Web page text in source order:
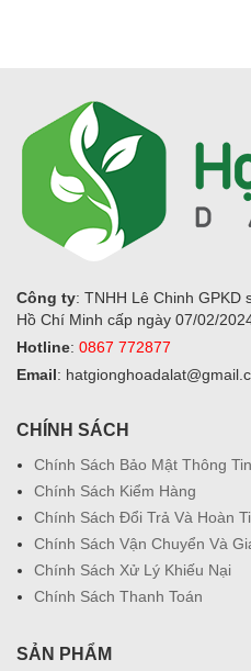
Công ty: TNHH Lê Chinh GPKD
Hồ Chí Minh cấp ngày 07/02/
Hotline: 0867 772877
Email:
CHÍNH SÁCH
Chính Sách Bảo Mật Thông Tin
Chính Sách Kiểm Hàng
Chính Sách Đổi Trả Và Hoàn
Chính Sách Vận Chuyển Và
Chính Sách Xử Lý Khiếu Nại
Chính Sách Thanh Toán
SẢN PHẨM